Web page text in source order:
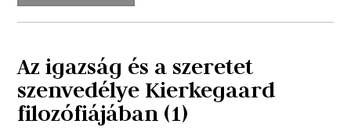
Az igazság és a szeretet
szenvedélye Kierkegaard
filozófiájában (1)